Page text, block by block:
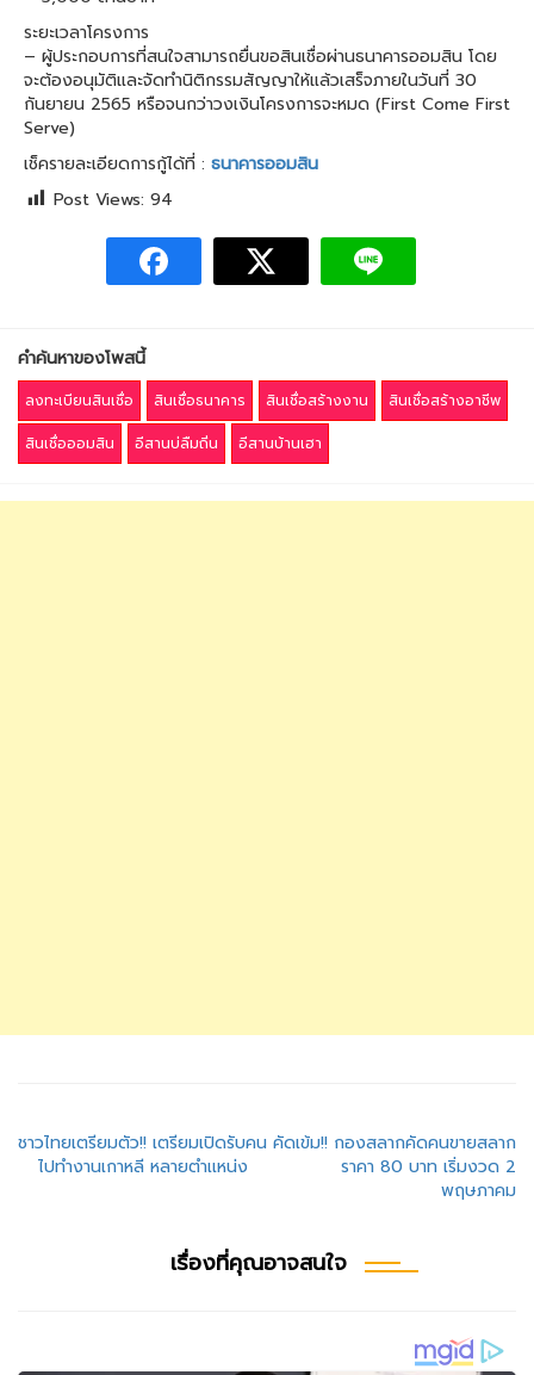
ระยะเวลาโครงการ
– ผู้ประกอบการที่สนใจสามารถยื่นขอสินเชื่อผ่านธนาคารออมสิน โดย
จะต้องอนุมัติและจัดทำนิติกรรมสัญญาให้แล้วเสร็จภายในวันที่ 30
กันยายน 2565 หรือจนกว่าวงเงินโครงการจะหมด (First Come First
Serve)
เช็ครายละเอียดการกู้ได้ที่ : ธนาคารออมสิน
Post Views: 94
คำค้นหาของโพสนี้
ลงทะเบียนสินเชื่อ สินเชื่อธนาคาร สินเชื่อสร้างงาน
สินเชื่อสร้างอาชีพ
สินเชื่อออมสิน
อีสานบ่ลืมถิ่น อีสานบ้านเฮา
แนะแนว
เรื่อง
ชาวไทยเตรียมตัว!! เตรียมเปิดรับคน
ไปทำงานเกาหลี หลายตำเเหน่ง
คัดเข้ม!! กองสลากคัดคนขายสลาก
ราคา 80 บาท เริ่มงวด 2
พฤษภาคม
เรื่องที่คุณอาจสนใจ